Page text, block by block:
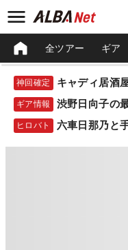
全ツアー ギア
神回確定 キャディ居酒
ギア情報 渋野日向子の
ヒロバト 六車日那乃と